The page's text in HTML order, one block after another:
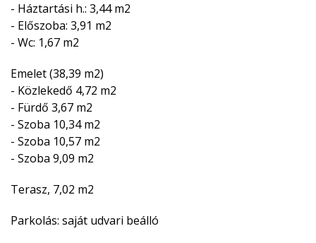
- Háztartási h.: 3,44 m2
- Előszoba: 3,91 m2
- Wc: 1,67 m2
Emelet (38,39 m2)
- Közlekedő 4,72 m2
- Fürdő 3,67 m2
- Szoba 10,34 m2
- Szoba 10,57 m2
- Szoba 9,09 m2
Terasz, 7,02 m2
Parkolás: saját udvari beálló